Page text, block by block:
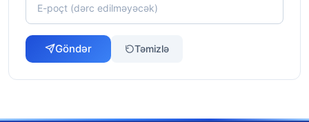
Göndər Təmizlə